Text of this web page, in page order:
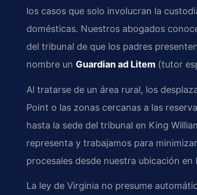
los casos que solo involucran la
domésticas. Nuestros abogados
del tribunal de que los padres
nombre un Guardian ad Litem (tutor
Al tratarse de un área rural, los
Point o las zonas cercanas a las
hasta la sede del tribunal en King
representa y trabajamos para
procesales desde nuestra ubicación en
La ley de Virginia no presume